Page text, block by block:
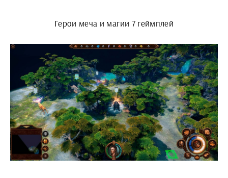
Герои меча и магии 7 геймплей